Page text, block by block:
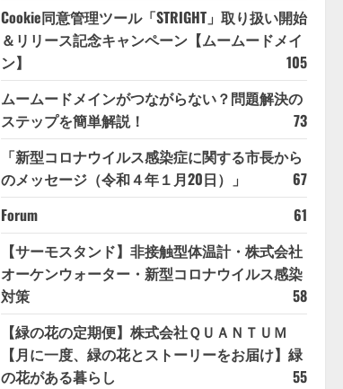
Cookie同意管理ツール「STRIGHT」取り扱い開始
＆リリース記念キャンペーン【ムームードメイ
ン】
105
ムームードメインがつながらない？問題解決の
ステップを簡単解説！
73
「新型コロナウイルス感染症に関する市長から
のメッセージ（令和４年１月20日）」
67
Forum
61
【サーモスタンド】非接触型体温計・株式会社
オーケンウォーター・新型コロナウイルス感染
対策
58
【緑の花の定期便】株式会社ＱＵＡＮＴＵＭ
【月に一度、緑の花とストーリーをお届け】緑
の花がある暮らし
55